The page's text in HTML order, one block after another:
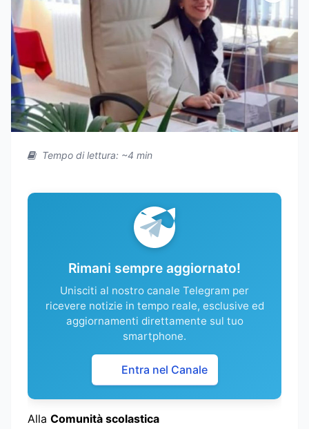
Tempo di lettura: ~4 min
Rimani sempre aggiornato!
Unisciti al nostro canale Telegram per
ricevere notizie in tempo reale, esclusive ed
aggiornamenti direttamente sul tuo
smartphone.
Entra nel Canale
Alla Comunità scolastica